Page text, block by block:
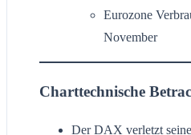
Eurozone
November
Charttechnische
Der DAX verletzt